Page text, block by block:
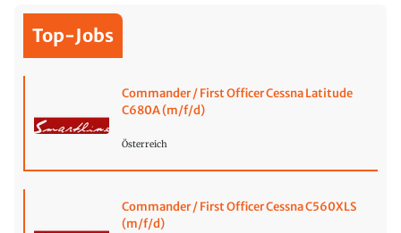
Top-Jobs
Commander / First Officer Cessna Latitude
C680A (m/f/d)
Österreich
Commander / First Officer Cessna C560XLS
(m/f/d)